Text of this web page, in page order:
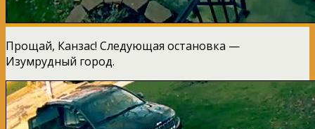
Прощай, Канзас! Следующая остановка —
Изумрудный город.